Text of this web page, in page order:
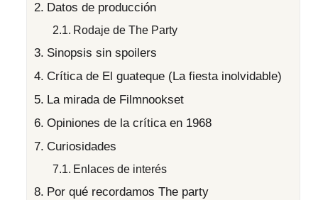
Datos de producción
Rodaje de The Party
Sinopsis sin spoilers
Crítica de El guateque (La fiesta inolvidable)
La mirada de Filmnookset
Opiniones de la crítica en 1968
Curiosidades
Enlaces de interés
Por qué recordamos The party